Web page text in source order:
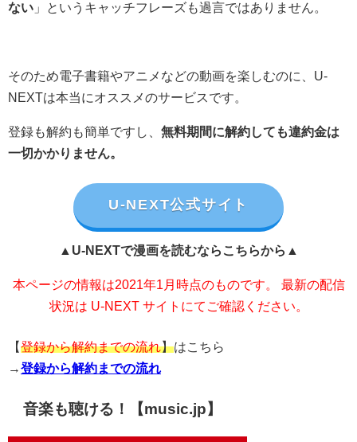
ない 」というキャッチフレーズも過言ではありません。
そのため電子書籍やアニメなどの動画を楽しむのに、U-
NEXTは本当にオススメのサービスです。
登録も解約も簡単ですし、 無料期間に解約しても違約金は
一切かかりません。
U-NEXT公式サイト
▲U-NEXTで漫画を読むならこちらから▲
本ページの情報は2021年1月時点のものです。 最新の配信
状況は U-NEXT サイトにてご確認ください。
【登録から解約までの流れ】はこちら
→登録から解約までの流れ
音楽も聴ける！【music.jp】